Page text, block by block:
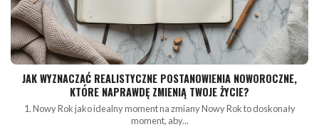
JAK WYZNACZAĆ REALISTYCZNE POSTANOWIENIA NOWOROCZNE,
KTÓRE NAPRAWDĘ ZMIENIĄ TWOJE ŻYCIE?
1. Nowy Rok jako idealny moment na zmiany Nowy Rok to doskonały
moment, aby...